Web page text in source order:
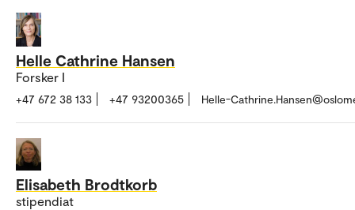
Helle Cathrine Hansen
Forsker I
+47 672 38 133 +47 93200365 Helle-
Elisabeth Brodtkorb
stipendiat